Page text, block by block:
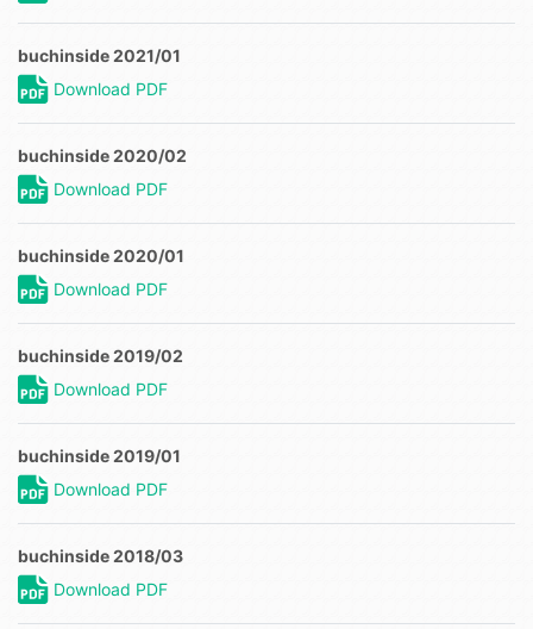
buchinside 2021/01
Download PDF
buchinside 2020/02
Download PDF
buchinside 2020/01
Download PDF
buchinside 2019/02
Download PDF
buchinside 2019/01
Download PDF
buchinside 2018/03
Download PDF